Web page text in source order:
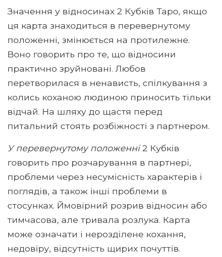
Значення у відносинах 2 Кубків Таро, якщо
ця карта знаходиться в перевернутому
положенні, змінюється на протилежне.
Воно говорить про те, що відносини
практично зруйновані. Любов
перетворилася в ненависть, спілкування з
колись коханою людиною приносить тільки
відчай. На шляху до щастя перед
питальний стоять розбіжності з партнером.
У перевернутому положенні2 Кубків
говорить про розчарування в партнері,
проблеми через несумісність характерів і
поглядів, а також інші проблеми в
стосунках. Ймовірний розрив відносин або
тимчасова, але тривала розлука. Карта
може означати і нерозділене кохання,
недовіру, відсутність щирих почуттів.